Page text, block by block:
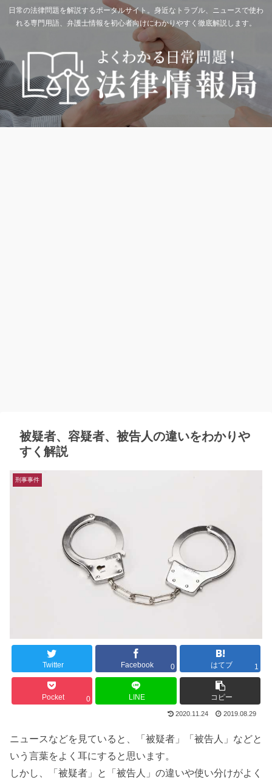
日常の法律問題を解説するポータルサイト。身近なトラブル、ニュースで使わ
れる専門用語、弁護士情報を初心者向けにわかりやすく徹底解説します。
被疑者、容疑者、被告人の違いをわかりや
すく解説
刑事事件
Twitter Facebook 0 はてブ 1
Pocket 0 LINE コピー
2020.11.24 2019.08.29
ニュースなどを見ていると、「被疑者」「被告人」などと
いう言葉をよく耳にすると思います。
しかし、「被疑者」と「被告人」の違いや使い分けがよく